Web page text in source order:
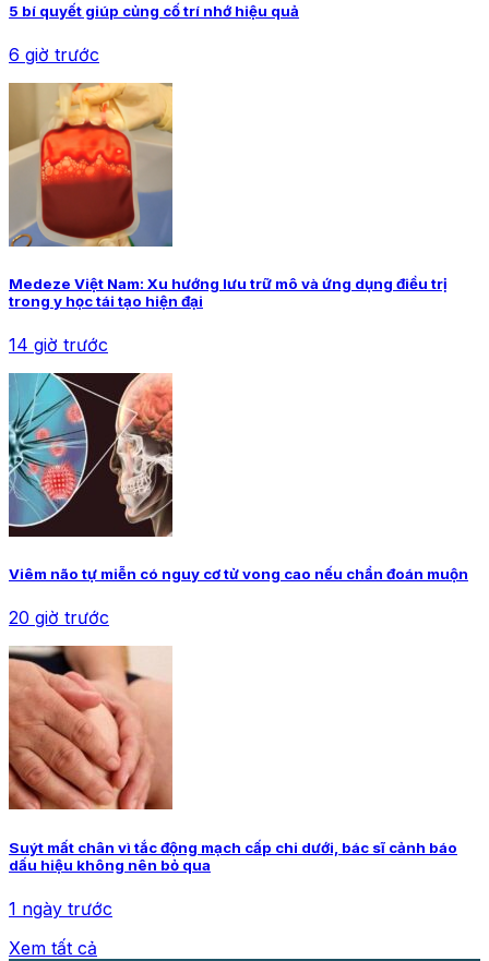
5 bí quyết giúp củng cố trí nhớ hiệu quả
6 giờ trước
Medeze Việt Nam: Xu hướng lưu trữ mô và ứng dụng điều trị
trong y học tái tạo hiện đại
14 giờ trước
Viêm não tự miễn có nguy cơ tử vong cao nếu chẩn đoán muộn
20 giờ trước
Suýt mất chân vì tắc động mạch cấp chi dưới, bác sĩ cảnh báo
dấu hiệu không nên bỏ qua
1 ngày trước
Xem tất cả